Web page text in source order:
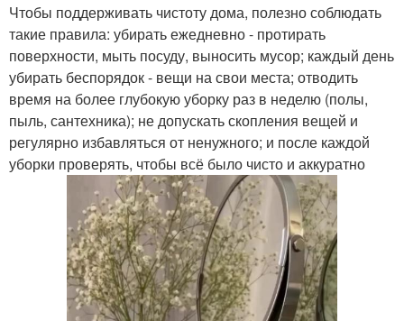
Чтобы поддерживать чистоту дома, полезно соблюдать
такие правила: убирать ежедневно - протирать
поверхности, мыть посуду, выносить мусор; каждый день
убирать беспорядок - вещи на свои места; отводить
время на более глубокую уборку раз в неделю (полы,
пыль, сантехника); не допускать скопления вещей и
регулярно избавляться от ненужного; и после каждой
уборки проверять, чтобы всё было чисто и аккуратно